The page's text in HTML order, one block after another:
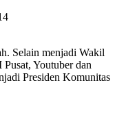
Selain menjadi Wakil
Youtuber dan
Presiden Komunitas